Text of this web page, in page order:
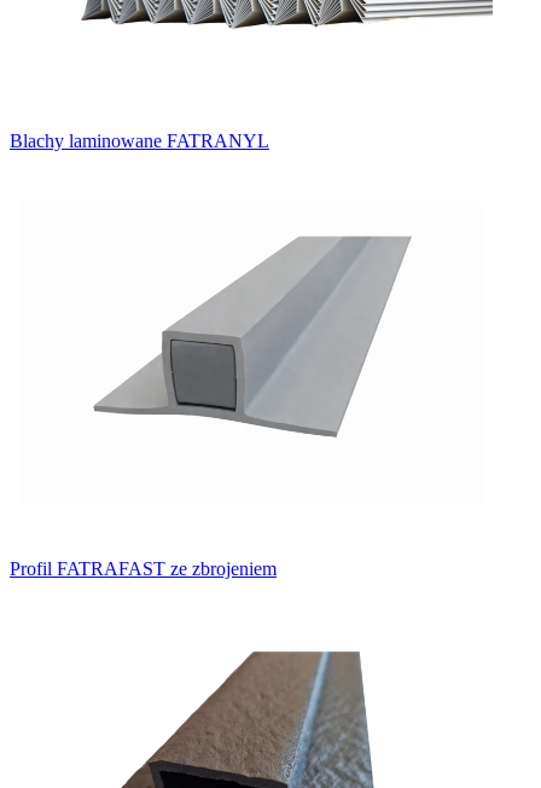
Blachy laminowane FATRANYL
Profil FATRAFAST ze zbrojeniem